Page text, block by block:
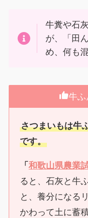
牛糞や石
が、「田
め、何も
牛ふ
さつまいもは牛
です。
「和歌山県農業
ると、石灰と牛
と、養分になる
かわって土に蓄